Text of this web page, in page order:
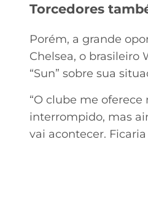
Torcedores
Porém, a grande
Chelsea, o brasileiro
“Sun” sobre sua
“O clube me
interrompido, mas
vai acontecer.